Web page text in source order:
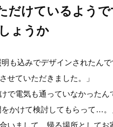
だけているよう
ょうか
も込みでデザインされたんで
せていただきました。」
で電気も通っていなかった
かけて検討してもらって…。
いまして、帰る場所として